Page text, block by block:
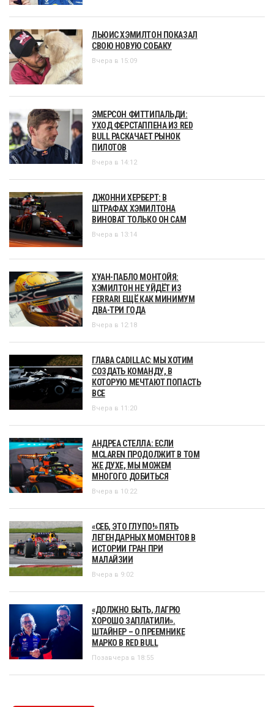
ЛЬЮИС ХЭМИЛТОН ПОКАЗАЛ
СВОЮ НОВУЮ СОБАКУ
Вчера в 15:09
ЭМЕРСОН ФИТТИПАЛЬДИ:
УХОД ФЕРСТАППЕНА ИЗ RED
BULL РАСКАЧАЕТ РЫНОК
ПИЛОТОВ
Вчера в 14:12
ДЖОННИ ХЕРБЕРТ: В
ШТРАФАХ ХЭМИЛТОНА
ВИНОВАТ ТОЛЬКО ОН САМ
Вчера в 13:14
ХУАН-ПАБЛО МОНТОЙЯ:
ХЭМИЛТОН НЕ УЙДЁТ ИЗ
FERRARI ЕЩЁ КАК МИНИМУМ
ДВА-ТРИ ГОДА
Вчера в 12:18
ГЛАВА CADILLAC: МЫ ХОТИМ
СОЗДАТЬ КОМАНДУ, В
КОТОРУЮ МЕЧТАЮТ ПОПАСТЬ
ВСЕ
Вчера в 11:20
АНДРЕА СТЕЛЛА: ЕСЛИ
MCLAREN ПРОДОЛЖИТ В ТОМ
ЖЕ ДУХЕ, МЫ МОЖЕМ
МНОГОГО ДОБИТЬСЯ
Вчера в 10:22
«СЕБ, ЭТО ГЛУПО!» ПЯТЬ
ЛЕГЕНДАРНЫХ МОМЕНТОВ В
ИСТОРИИ ГРАН ПРИ
МАЛАЙЗИИ
Вчера в 9:02
«ДОЛЖНО БЫТЬ, ЛАГРЮ
ХОРОШО ЗАПЛАТИЛИ».
ШТАЙНЕР – О ПРЕЕМНИКЕ
МАРКО В RED BULL
Позавчера в 18:55